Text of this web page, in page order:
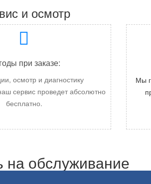
и осмотр
при заказе:
осмотр и диагностику
сервис проведет абсолютно
бесплатно.
Мы
на обслуживание